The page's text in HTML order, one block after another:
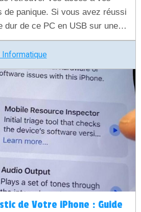
de panique. Si vous avez réussi
dur de ce PC en USB sur une
sont saines et sauves.
simple et rapide comment
et mots de passe chiffrés de
immédiatement.
Informatique
de Votre iPhone : Guide